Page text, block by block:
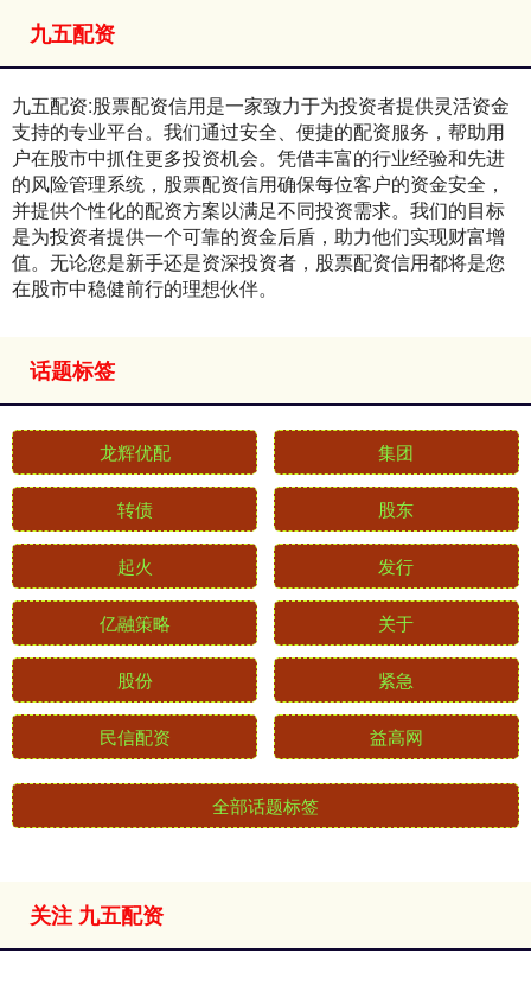
九五配资
九五配资:股票配资信用是一家致力于为投资者提供灵活资金
支持的专业平台。我们通过安全、便捷的配资服务，帮助用
户在股市中抓住更多投资机会。凭借丰富的行业经验和先进
的风险管理系统，股票配资信用确保每位客户的资金安全，
并提供个性化的配资方案以满足不同投资需求。我们的目标
是为投资者提供一个可靠的资金后盾，助力他们实现财富增
值。无论您是新手还是资深投资者，股票配资信用都将是您
在股市中稳健前行的理想伙伴。
话题标签
龙辉优配 集团
转债 股东
起火 发行
亿融策略 关于
股份 紧急
民信配资 益高网
全部话题标签
关注 九五配资